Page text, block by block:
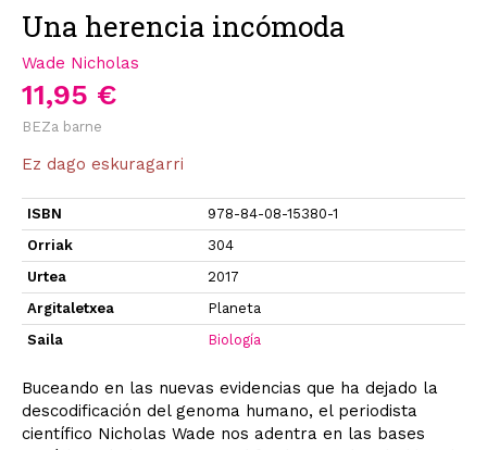
Una herencia incómoda
Wade Nicholas
11,95 €
BEZa barne
Ez dago eskuragarri
ISBN
978-84-08-15380-1
Orriak
304
Urtea
2017
Argitaletxea
Planeta
Saila
Biología
Buceando en las nuevas evidencias que ha dejado la
descodificación del genoma humano, el periodista
científico Nicholas Wade nos adentra en las bases